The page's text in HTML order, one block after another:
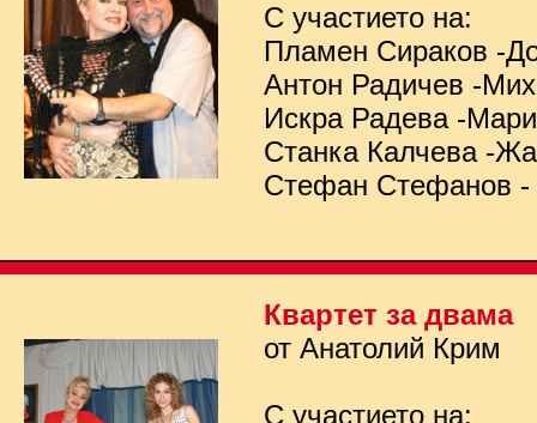
С участието на:
Пламен Сираков -
Антон Радичев -
Искра Радева -
Станка Калчева -
Стефан Стефанов
Квартет за двама
от Анатолий Крим
С участието на: